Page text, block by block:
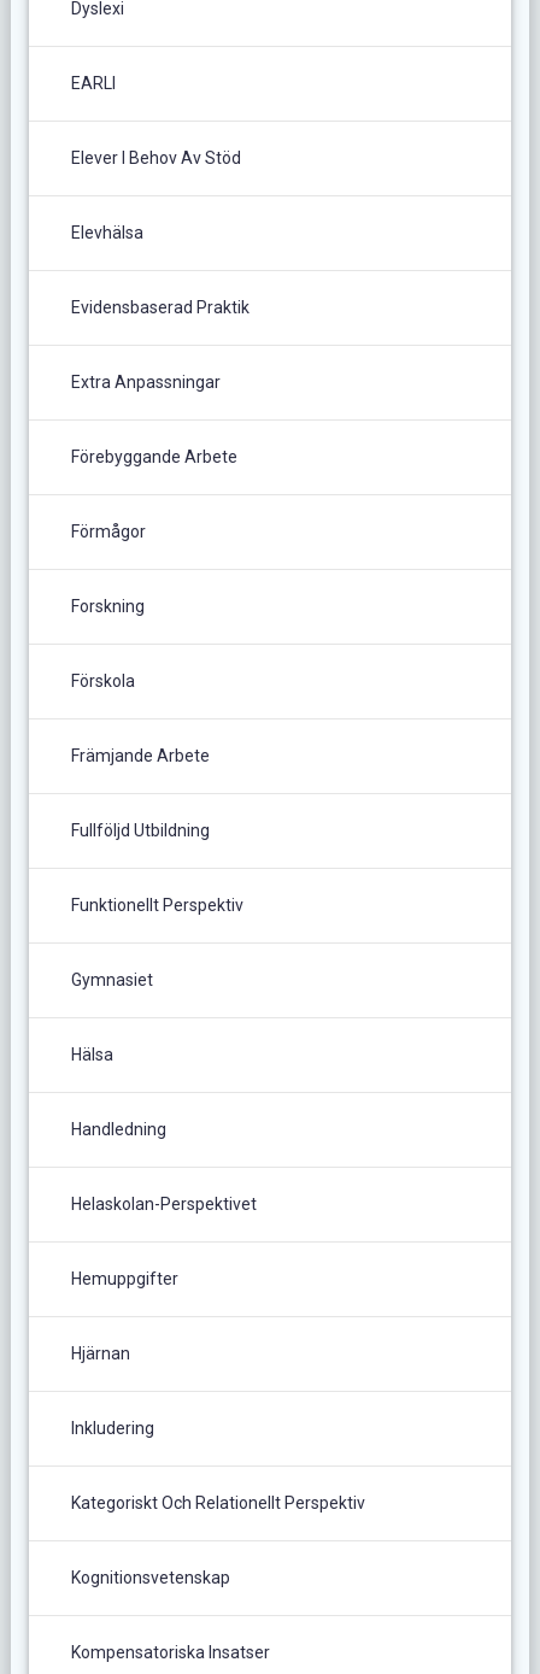
Dyslexi
EARLI
Elever I Behov Av Stöd
Elevhälsa
Evidensbaserad Praktik
Extra Anpassningar
Förebyggande Arbete
Förmågor
Forskning
Förskola
Främjande Arbete
Fullföljd Utbildning
Funktionellt Perspektiv
Gymnasiet
Hälsa
Handledning
Helaskolan-Perspektivet
Hemuppgifter
Hjärnan
Inkludering
Kategoriskt Och Relationellt Perspektiv
Kognitionsvetenskap
Kompensatoriska Insatser